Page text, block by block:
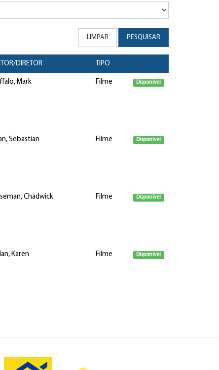
LIMPAR PESQUISAR
DIRETOR TIPO
Mark Filme Disponível
Sebastian Filme Disponível
Chadwick Filme Disponível
Karen Filme Disponível